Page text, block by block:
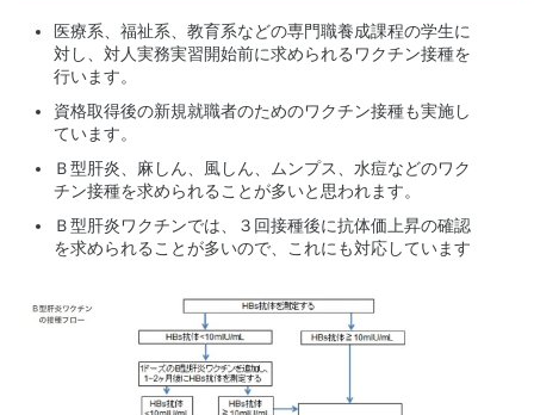
医療系、福祉系、教育系などの専門職養成課程の学生に
対し、対人実務実習開始前に求められるワクチン接種を
行います。
資格取得後の新規就職者のためのワクチン接種も実施し
ています。
Ｂ型肝炎、麻しん、風しん、ムンプス、水痘などのワク
チン接種を求められることが多いと思われます。
Ｂ型肝炎ワクチンでは、３回接種後に抗体価上昇の確認
を求められることが多いので、これにも対応しています